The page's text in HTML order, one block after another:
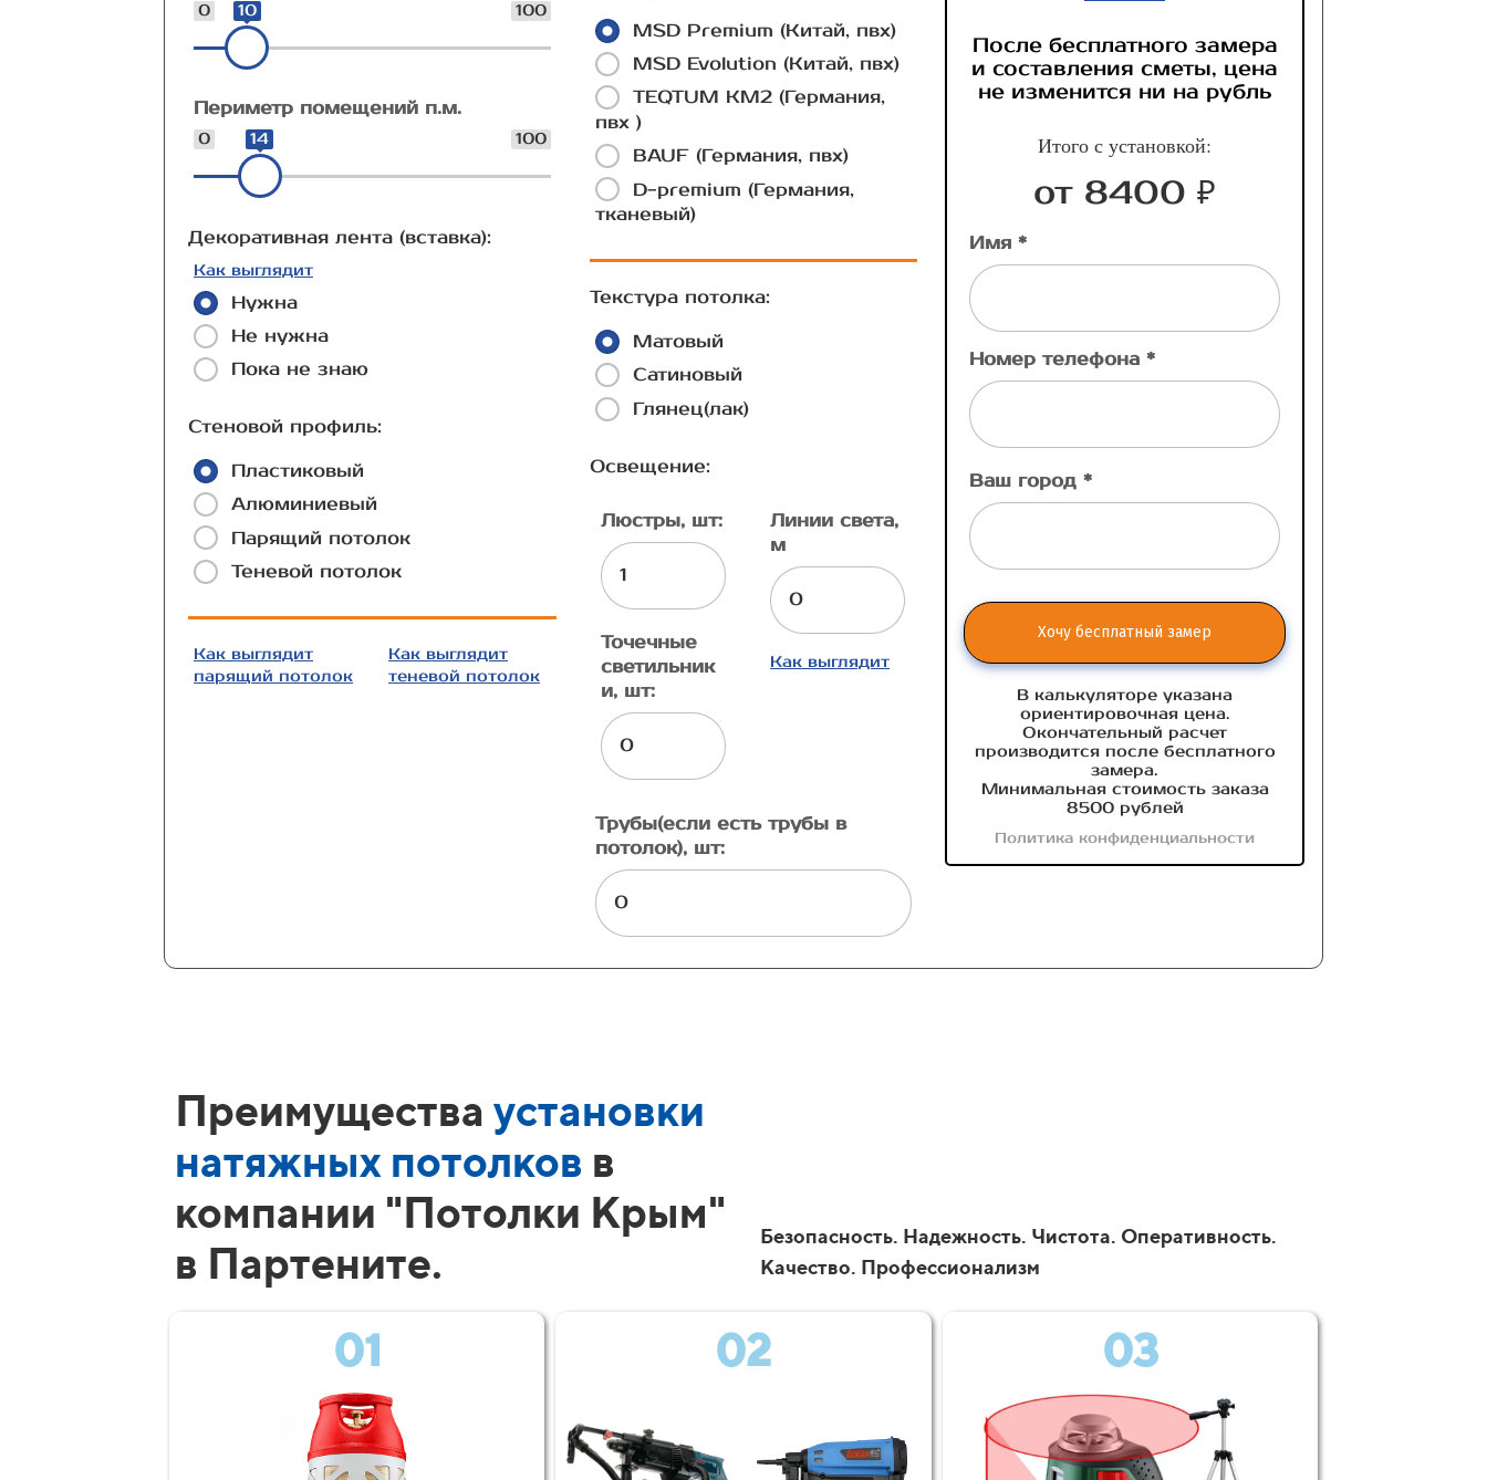
0 100
10
Периметр помещений п.м.
0 100
14
Декоративная лента (вставка):
Как выглядит
Нужна
Не нужна
Пока не знаю
Стеновой профиль:
Пластиковый
Алюминиевый
Парящий потолок
Теневой потолок
Как выглядит
парящий потолок
Как выглядит
теневой потолок
MSD Premium (Китай, пвх)
MSD Evolution (Китай, пвх)
TEQTUM КМ2 (Германия,
пвх )
BAUF (Германия, пвх)
D-premium (Германия,
тканевый)
Текстура потолка:
Матовый
Сатиновый
Глянец(лак)
Освещение:
Люстры, шт:
Точечные
светильник
и, шт:
Линии света,
м
Как выглядит
Трубы(если есть трубы в
потолок), шт:
После бесплатного замера
и составления сметы, цена
не изменится ни на рубль
Итого с установкой:
от 8400 ₽
Имя *
Номер телефона *
Ваш город *
Хочу бесплатный замер
В калькуляторе указана
ориентировочная цена.
Окончательный расчет
производится после бесплатного
замера.
Минимальная стоимость заказа
8500 рублей
Политика конфиденциальности
Преимущества установки
натяжных потолков в
компании "Потолки Крым"
в Партените.
Безопасность. Надежность. Чистота. Оперативность.
Качество. Профессионализм
01 02 03